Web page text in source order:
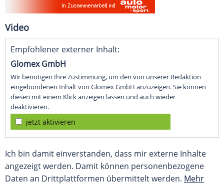
Video
Empfohlener externer Inhalt:
Glomex GmbH
Wir benötigen Ihre Zustimmung, um den von unserer Redaktion
eingebundenen Inhalt von Glomex GmbH anzuzeigen. Sie können
diesen mit einem Klick anzeigen lassen und auch wieder
deaktivieren.
jetzt aktivieren
Ich bin damit einverstanden, dass mir externe Inhalte
angezeigt werden. Damit können personenbezogene
Daten an Drittplattformen übermittelt werden. Mehr